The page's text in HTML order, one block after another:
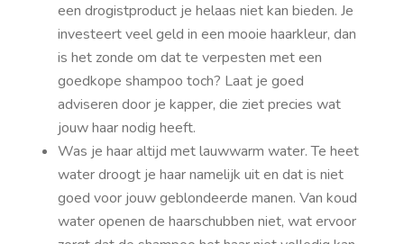
een drogistproduct je helaas niet kan bieden. Je
investeert veel geld in een mooie haarkleur, dan
is het zonde om dat te verpesten met een
goedkope shampoo toch? Laat je goed
adviseren door je kapper, die ziet precies wat
jouw haar nodig heeft.
Was je haar altijd met lauwwarm water. Te heet
water droogt je haar namelijk uit en dat is niet
goed voor jouw geblondeerde manen. Van koud
water openen de haarschubben niet, wat ervoor